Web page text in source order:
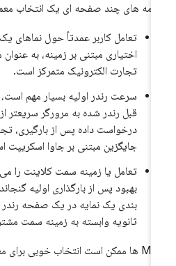
های چند صفحه ای یک انتخاب
تعامل کاربر عمدتاً حول نماهای یک
اختیاری مبتنی بر زمینه، به عنوان
تجارت الکترونیک متمرکز است.
قبل رندر شده به مرورگر سریعتر از
درخواست داده پس از بارگیری،
جایگزین مبتنی بر جاوا اسکریپت است.
تعامل یا زمینه سمت کلاینت را می
بهبود پس از بارگذاری اولیه گنجاند،
بندی یک نمایه در یک صفحه رندر
ثانویه وابسته به زمینه سمت مشتری.